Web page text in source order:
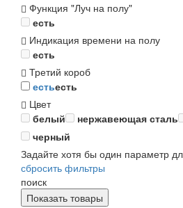
Функция "Луч на полу"
есть
Индикация времени на полу
есть
Третий короб
естьесть
Цвет
белый
нержавеющая сталь
черный
Задайте хотя бы один параметр
сбросить фильтры
поиск